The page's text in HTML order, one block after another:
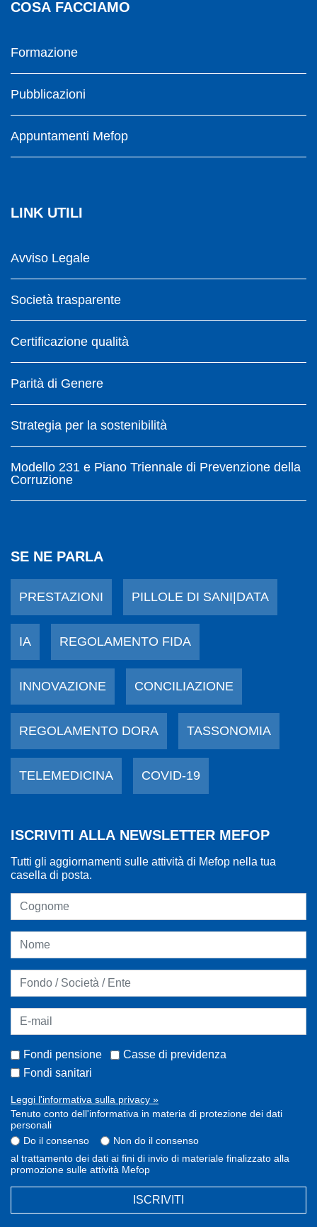
COSA FACCIAMO
Formazione
Pubblicazioni
Appuntamenti Mefop
LINK UTILI
Avviso Legale
Società trasparente
Certificazione qualità
Parità di Genere
Strategia per la sostenibilità
Modello 231 e Piano Triennale di Prevenzione della
Corruzione
SE NE PARLA
PRESTAZIONI PILLOLE DI SANI|DATA
IA REGOLAMENTO FIDA
INNOVAZIONE CONCILIAZIONE
REGOLAMENTO DORA TASSONOMIA
TELEMEDICINA COVID-19
ISCRIVITI ALLA NEWSLETTER MEFOP
Tutti gli aggiornamenti sulle attività di Mefop nella tua
casella di posta.
Fondi pensione
Casse di previdenza
Fondi sanitari
Leggi l'informativa sulla privacy »
Tenuto conto dell'informativa in materia di protezione dei dati
personali
Do il consenso
Non do il consenso
al trattamento dei dati ai fini di invio di materiale finalizzato alla
promozione sulle attività Mefop
ISCRIVITI